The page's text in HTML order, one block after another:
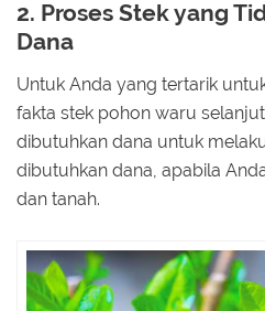
2. Proses Stek yang
Dana
Untuk Anda yang tertarik
fakta stek pohon waru
dibutuhkan dana untuk
dibutuhkan dana, apabila
dan tanah.